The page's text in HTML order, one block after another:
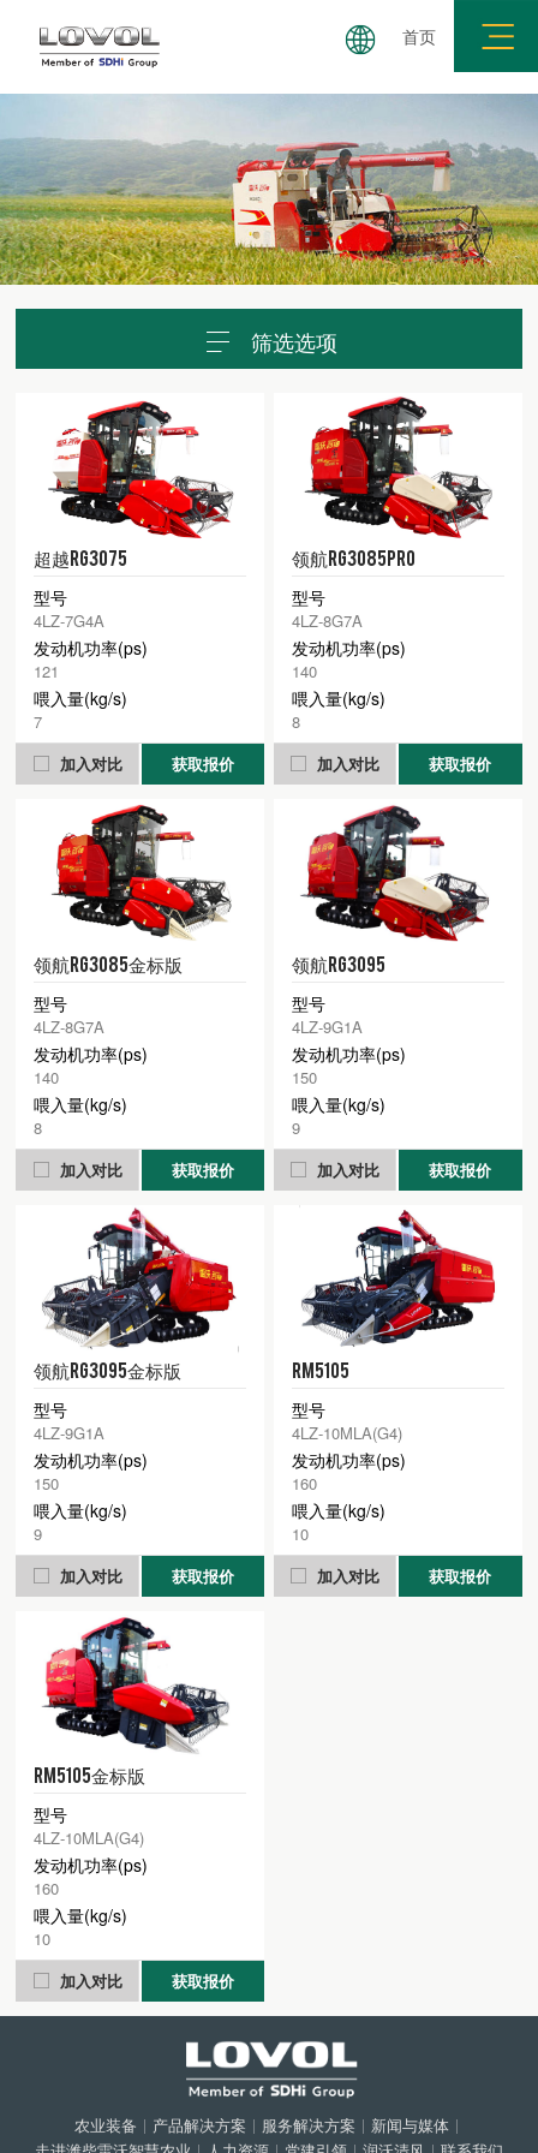
首页
机 玉米机 履带机 插秧机 特种收获机械 农
筛选选项
超越RG3075
型号
4LZ-7G4A
发动机功率(ps)
121
喂入量(kg/s)
7
加入对比
获取报价
领航RG3085Pro
型号
4LZ-8G7A
发动机功率(ps)
140
喂入量(kg/s)
8
加入对比
获取报价
领航RG3085金标版
型号
4LZ-8G7A
发动机功率(ps)
140
喂入量(kg/s)
8
加入对比
获取报价
领航RG3095
型号
4LZ-9G1A
发动机功率(ps)
150
喂入量(kg/s)
9
加入对比
获取报价
领航RG3095金标版
型号
4LZ-9G1A
发动机功率(ps)
150
喂入量(kg/s)
9
加入对比
获取报价
RM5105
型号
4LZ-10MLA(G4)
发动机功率(ps)
160
喂入量(kg/s)
10
加入对比
获取报价
RM5105金标版
型号
4LZ-10MLA(G4)
发动机功率(ps)
160
喂入量(kg/s)
10
加入对比
获取报价
农业装备 | 产品解决方案 | 服务解决方案 | 新闻与媒体 |